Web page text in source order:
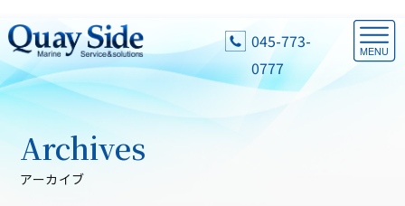
045-773-
0777
アーカイブ
Archives